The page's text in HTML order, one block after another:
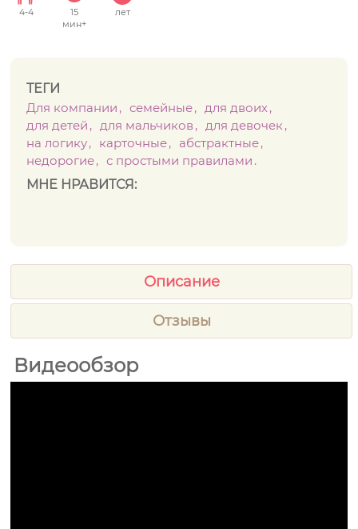
4-4
15
мин+
лет
ТЕГИ
Для компании
семейные
для двоих
для детей
для мальчиков
для девочек
на логику
карточные
абстрактные
недорогие
с простыми правилами
МНЕ НРАВИТСЯ:
Описание
Отзывы
Видеообзор